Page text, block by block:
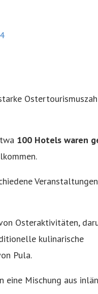
100 Hotels waren
Osteraktivitäten,
kulinarische
Pula.
eine Mischung aus